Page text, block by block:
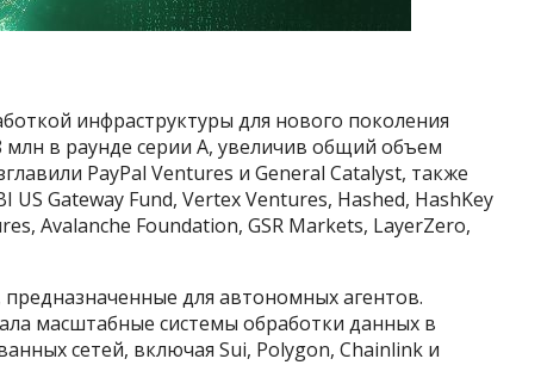
инфраструктуры для нового поколения
млн в раунде серии A, увеличив общий объем
PayPal Ventures и General Catalyst, также
US Gateway Fund, Vertex Ventures, Hashed, HashKey
Avalanche Foundation, GSR Markets, LayerZero,
для автономных агентов.
масштабные системы обработки данных в
сетей, включая Sui, Polygon, Chainlink и